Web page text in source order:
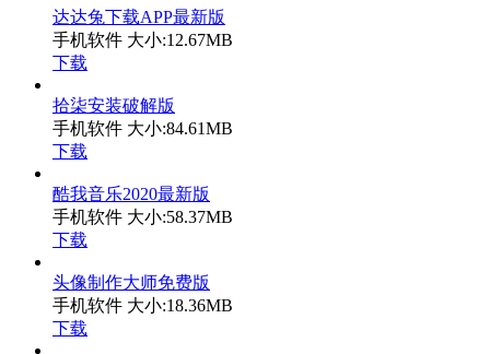
达达兔下载APP最新版
手机软件 大小:12.67MB
下载
拾柒安装破解版
手机软件 大小:84.61MB
下载
酷我音乐2020最新版
手机软件 大小:58.37MB
下载
头像制作大师免费版
手机软件 大小:18.36MB
下载